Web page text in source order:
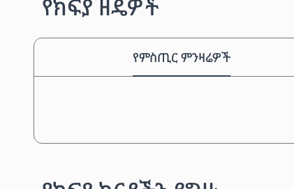
የክፍያ ዘዴዎች
የምስጢር ምንዛሬዎች